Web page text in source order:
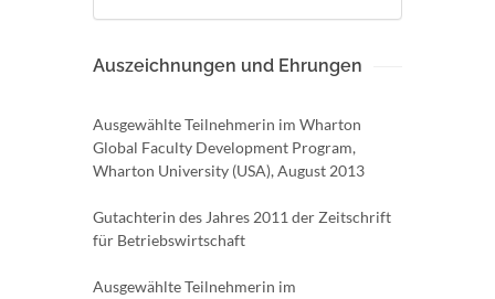
Auszeichnungen und Ehrungen
Ausgewählte Teilnehmerin im Wharton
Global Faculty Development Program,
Wharton University (USA), August 2013
Gutachterin des Jahres 2011 der Zeitschrift
für Betriebswirtschaft
Ausgewählte Teilnehmerin im